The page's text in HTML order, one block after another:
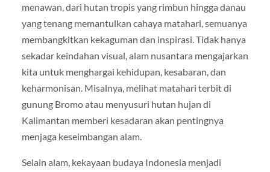
menawan, dari hutan tropis yang rimbun hingga danau
yang tenang memantulkan cahaya matahari, semuanya
membangkitkan kekaguman dan inspirasi. Tidak hanya
sekadar keindahan visual, alam nusantara mengajarkan
kita untuk menghargai kehidupan, kesabaran, dan
keharmonisan. Misalnya, melihat matahari terbit di
gunung Bromo atau menyusuri hutan hujan di
Kalimantan memberi kesadaran akan pentingnya
menjaga keseimbangan alam.
Selain alam, kekayaan budaya Indonesia menjadi